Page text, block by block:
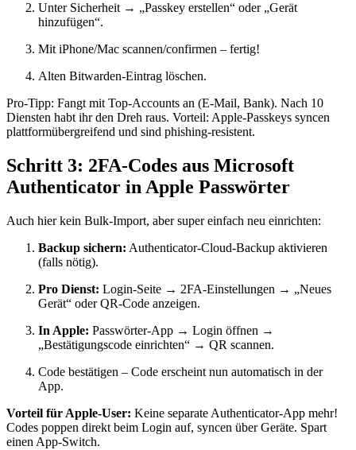
Unter Sicherheit → „Passkey erstellen“ oder „Gerät
hinzufügen“.
Mit iPhone/Mac scannen/confirmen – fertig!
Alten Bitwarden-Eintrag löschen.
Pro-Tipp: Fangt mit Top-Accounts an (E-Mail, Bank). Nach 10
Diensten habt ihr den Dreh raus. Vorteil: Apple-Passkeys syncen
plattformübergreifend und sind phishing-resistent.
Schritt 3: 2FA-Codes aus Microsoft
Authenticator in Apple Passwörter
Auch hier kein Bulk-Import, aber super einfach neu einrichten:
Backup sichern: Authenticator-Cloud-Backup aktivieren
(falls nötig).
Pro Dienst: Login-Seite → 2FA-Einstellungen → „Neues
Gerät“ oder QR-Code anzeigen.
In Apple: Passwörter-App → Login öffnen →
„Bestätigungscode einrichten“ → QR scannen.
Code bestätigen – Code erscheint nun automatisch in der
App.
Vorteil für Apple-User: Keine separate Authenticator-App mehr!
Codes poppen direkt beim Login auf, syncen über Geräte. Spart
einen App-Switch.